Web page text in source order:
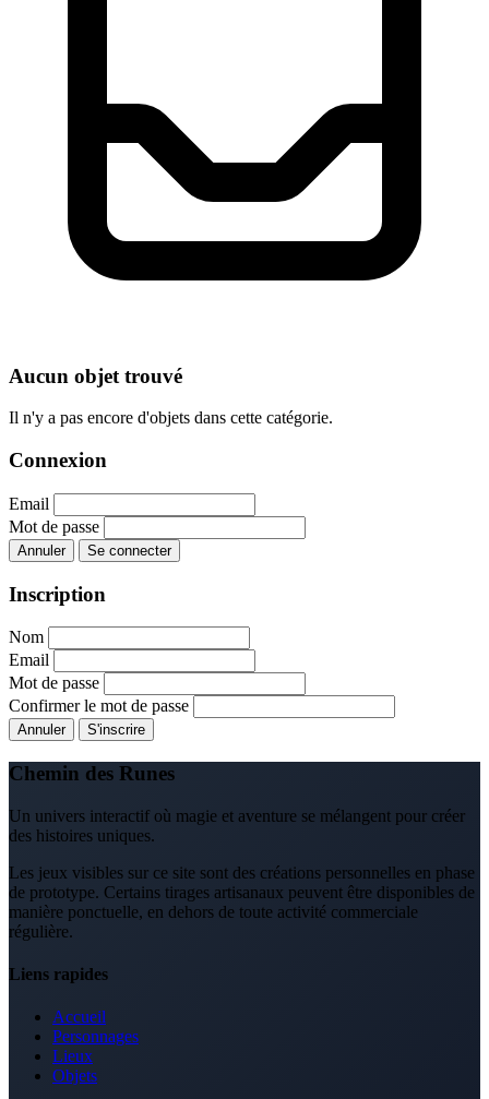
Aucun objet trouvé
Il n'y a pas encore d'objets dans cette catégorie.
Connexion
Email
Mot de passe
Annuler Se connecter
Inscription
Nom
Email
Mot de passe
Confirmer le mot de passe
Annuler S'inscrire
Chemin des Runes
Un univers interactif où magie et aventure se mélangent pour créer
des histoires uniques.
Les jeux visibles sur ce site sont des créations personnelles en phase
de prototype. Certains tirages artisanaux peuvent être disponibles de
manière ponctuelle, en dehors de toute activité commerciale
régulière.
Liens rapides
Accueil
Personnages
Lieux
Objets